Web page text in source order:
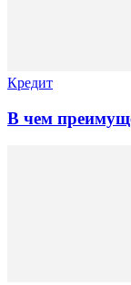
Кредит
В чем